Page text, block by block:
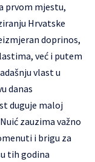
prvom mjestu,
Hrvatske
doprinos,
već i putem
vlast u
danas
duguje maloj
zauzima važno
i brigu za
tih godina